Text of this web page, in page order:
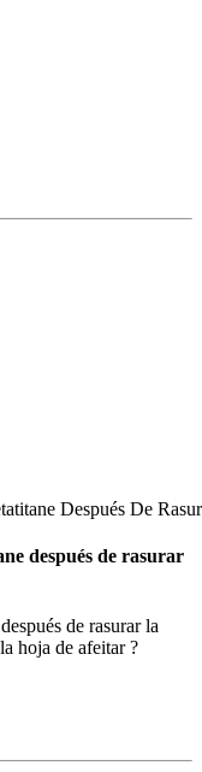
Después De
después de rasurar
de rasurar la
hoja de afeitar ?